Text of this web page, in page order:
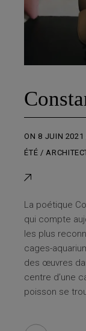
ON 8 JUIN 2021
ÉTÉ
La poétique
qui compte
les plus
cages-
des œuvres
centre d’une
poisson se